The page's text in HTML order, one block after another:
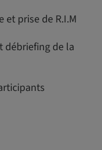
et prise de R.I.M
débriefing de la